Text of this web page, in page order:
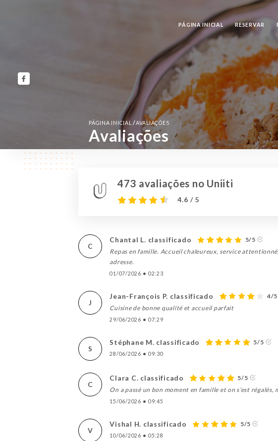
PÁGINA INICIAL RESERVAR
PÁGINA INICIAL/AVALIAÇÕES
Avaliações
473 avaliações no Uniiti
4.6 / 5
C
Chantal L. classificado
5/5
Repas en famille. Accueil chaleureux, service
adresse.
01/07/2026 • 02:23
J
Jean-François P. classificado
4/5
Cuisine de bonne qualité et accueil parfait
29/06/2026 • 07:29
S
Stéphane M. classificado 5/5
28/06/2026 • 09:30
C
Clara C. classificado
5/5
On a passé un bon moment en famille et on s’est régalés,
15/06/2026 • 09:45
V
Vishal H. classificado 5/5
10/06/2026 • 05:28